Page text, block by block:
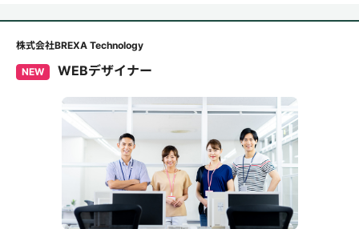
株式会社BREXA Technology
NEW WEBデザイナー